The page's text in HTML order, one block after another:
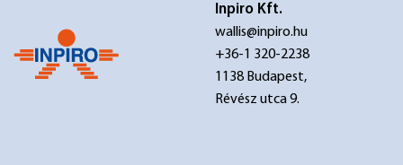
Inpiro Kft.
wallis@inpiro.hu
+36-1 320-2238
1138 Budapest,
Révész utca 9.